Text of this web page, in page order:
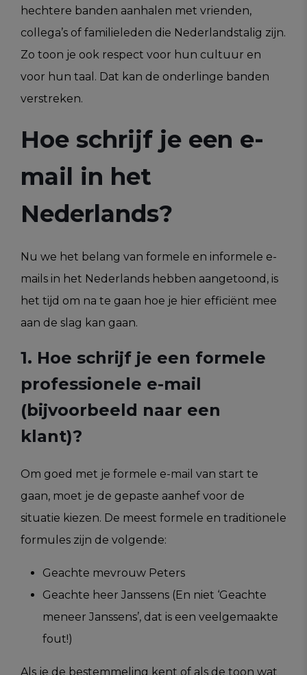
hechtere banden aanhalen met vrienden,
collega’s of familieleden die Nederlandstalig zijn.
Zo toon je ook respect voor hun cultuur en
voor hun taal. Dat kan de onderlinge banden
verstreken.
Hoe schrijf je een e-
mail in het
Nederlands?
Nu we het belang van formele en informele e-
mails in het Nederlands hebben aangetoond, is
het tijd om na te gaan hoe je hier efficiënt mee
aan de slag kan gaan.
1. Hoe schrijf je een formele
professionele e-mail
(bijvoorbeeld naar een
klant)?
Om goed met je formele e-mail van start te
gaan, moet je de gepaste aanhef voor de
situatie kiezen. De meest formele en traditionele
formules zijn de volgende:
Geachte mevrouw Peters
Geachte heer Janssens (En niet ‘Geachte
meneer Janssens’, dat is een veelgemaakte
fout!)
Als je de bestemmeling kent of als de toon wat